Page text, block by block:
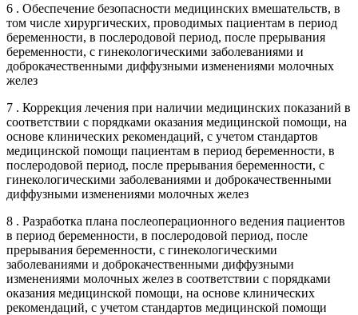
6 . Обеспечение безопасности медицинских вмешательств, в
том числе хирургических, проводимых пациентам в период
беременности, в послеродовой период, после прерывания
беременности, с гинекологическими заболеваниями и
доброкачественными диффузными изменениями молочных
желез
7 . Коррекция лечения при наличии медицинских показаний в
соответствии с порядками оказания медицинской помощи, на
основе клинических рекомендаций, с учетом стандартов
медицинской помощи пациентам в период беременности, в
послеродовой период, после прерывания беременности, с
гинекологическими заболеваниями и доброкачественными
диффузными изменениями молочных желез
8 . Разработка плана послеоперационного ведения пациентов
в период беременности, в послеродовой период, после
прерывания беременности, с гинекологическими
заболеваниями и доброкачественными диффузными
изменениями молочных желез в соответствии с порядками
оказания медицинской помощи, на основе клинических
рекомендаций, с учетом стандартов медицинской помощи